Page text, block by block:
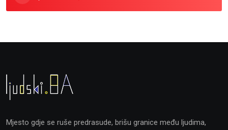
Mjesto gdje se ruše predrasude, brišu granice među ljudima,